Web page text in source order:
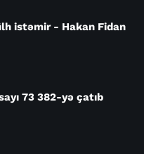
istəmir - Hakan Fidan
73 382-yə çatıb